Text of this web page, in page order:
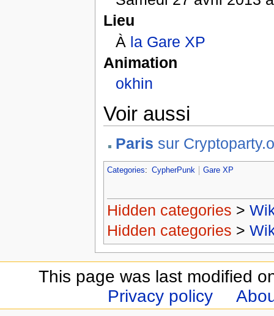
Lieu
À la Gare XP
Animation
okhin
Voir aussi
Paris sur
Categories: CypherPunk Gare XP
Hidden categories >
Hidden categories >
This page was last modified
Privacy policy